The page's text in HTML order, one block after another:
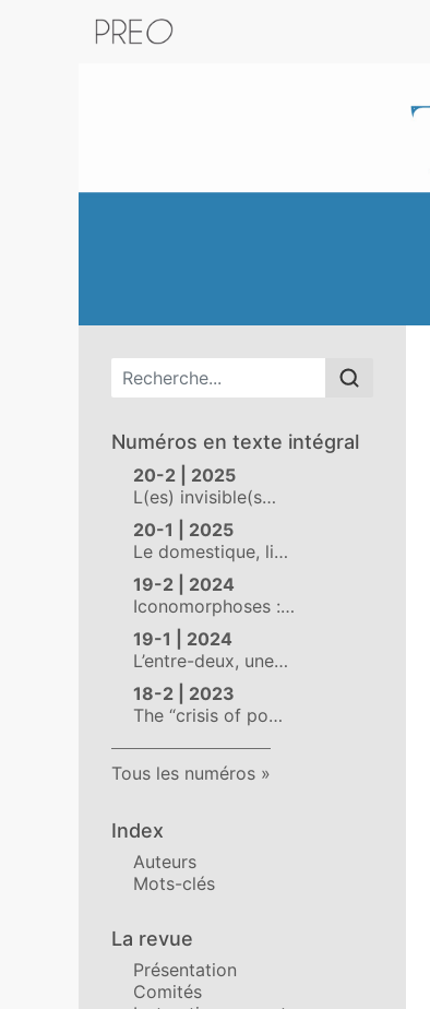
Menu principal
Numéros en texte intégral
20-2 | 2025
L(es) invisible(s…
20-1 | 2025
Le domestique, li…
19-2 | 2024
Iconomorphoses :…
19-1 | 2024
L’entre-deux, une…
18-2 | 2023
The “crisis of po…
Tous les numéros
Index
Auteurs
Mots-clés
La revue
Présentation
Comités